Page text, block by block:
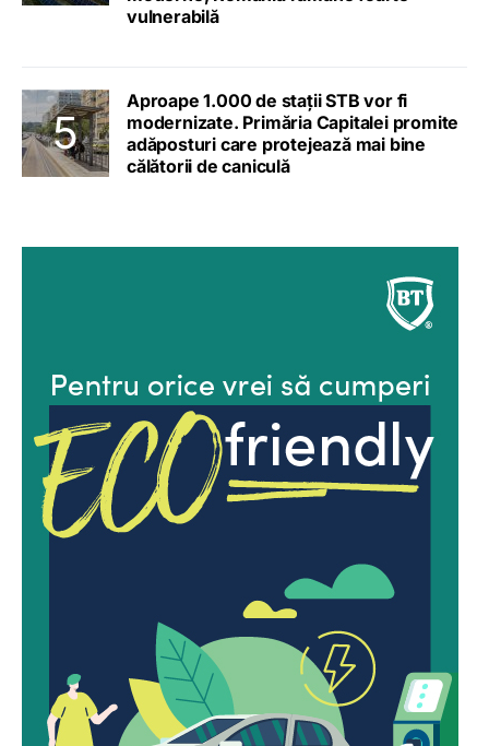
vulnerabilă
Aproape 1.000 de stații STB vor fi
modernizate. Primăria Capitalei promite
adăposturi care protejează mai bine
călătorii de caniculă